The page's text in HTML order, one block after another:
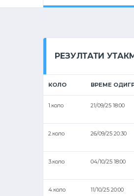
РЕЗУЛТАТИ
КОЛО ВРЕМЕ
1.коло 21/09/25 18:00
2.коло 26/09/25 20:30
3.коло 04/10/25 18:00
4.коло 11/10/25 20:00